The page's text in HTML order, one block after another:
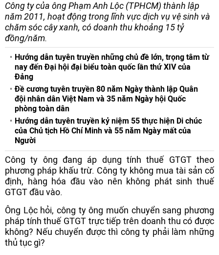
Công ty của ông Phạm Anh Lộc (TPHCM) thành lập
năm 2011, hoạt động trong lĩnh vực dịch vụ vệ sinh và
chăm sóc cây xanh, có doanh thu khoảng 15 tỷ
đồng/năm.
Hướng dẫn tuyên truyền những chủ đề lớn, trọng tâm từ
nay đến Đại hội đại biểu toàn quốc lần thứ XIV của
Đảng
Đề cương tuyên truyền 80 năm Ngày thành lập Quân
đội nhân dân Việt Nam và 35 năm Ngày hội Quốc
phòng toàn dân
Hướng dẫn tuyên truyền kỷ niệm 55 thực hiện Di chúc
của Chủ tịch Hồ Chí Minh và 55 năm Ngày mất của
Người
Công ty ông đang áp dụng tính thuế GTGT theo
phương pháp khấu trừ. Công ty không mua tài sản cố
định, hàng hóa đầu vào nên không phát sinh thuế
GTGT đầu vào.
Ông Lộc hỏi, công ty ông muốn chuyển sang phương
pháp tính thuế GTGT trực tiếp trên doanh thu có được
không? Nếu chuyển được thì công ty phải làm những
thủ tục gì?